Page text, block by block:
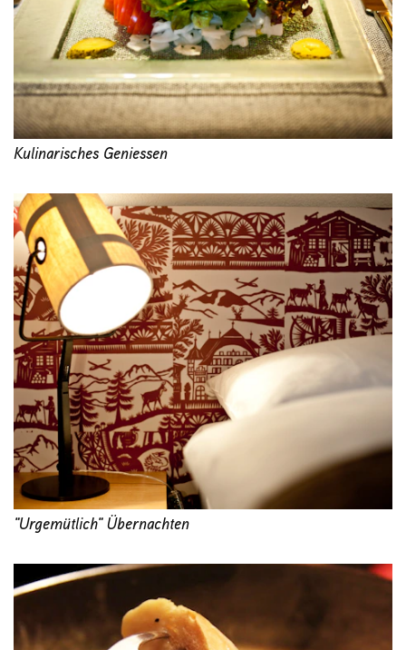
Kulinarisches Geniessen
"Urgemütlich" Übernachten